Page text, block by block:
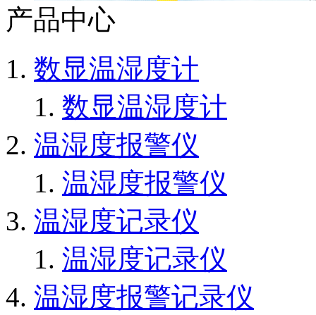
产品中心
数显温湿度计
数显温湿度计
温湿度报警仪
温湿度报警仪
温湿度记录仪
温湿度记录仪
温湿度报警记录仪